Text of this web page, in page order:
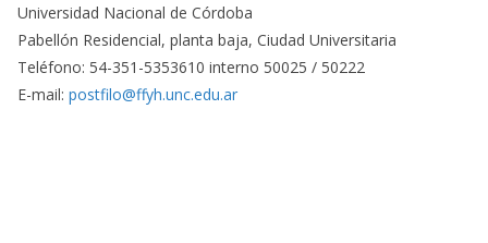
Universidad Nacional de Córdoba
Pabellón Residencial, planta baja, Ciudad Universitaria
Teléfono: 54-351-5353610 interno 50025 / 50222
E-mail: postfilo@ffyh.unc.edu.ar